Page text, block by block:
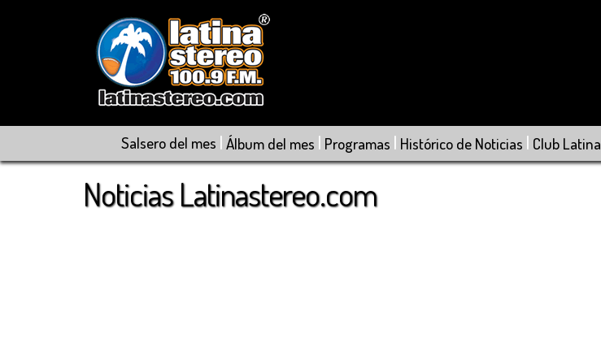
Salsero del mes | Álbum del mes | Programas | Histórico de Noticias | Club Latina
Noticias Latinastereo.com